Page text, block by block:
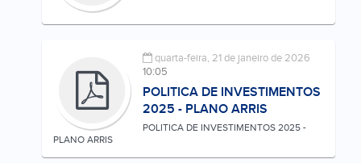
quarta-feira, 21 de janeiro de 2026
10:05
POLITICA DE INVESTIMENTOS
2025 - PLANO ARRIS
POLITICA DE INVESTIMENTOS 2025 -
PLANO ARRIS